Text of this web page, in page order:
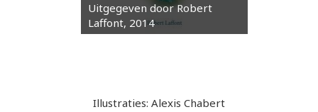
Uitgegeven door Robert
Laffont, 2014
Illustraties: Alexis Chabert